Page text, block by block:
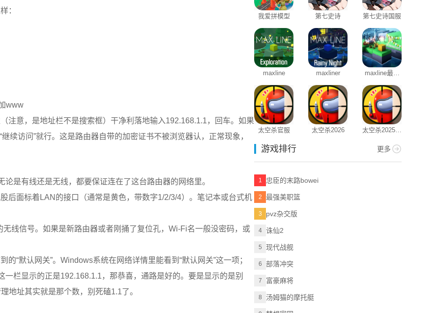
：
www
注意，是地址栏不是搜索框）干净利落地输入192.168.1.1，回车。如果
继续访问”就行。这是路由器自带的加密证书不被浏览器认，正常现象，
是有线还是无线，都要保证连在了这台路由器的网络里。
后面标着LAN的接口（通常是黄色，带数字1/2/3/4）。笔记本或台式机
线信号。如果是新路由器或者刚捅了复位孔，Wi-Fi名一般没密码，或
“默认网关”。Windows系统在网络详情里能看到“默认网关”这一项；
一栏显示的正是192.168.1.1，那恭喜，通路是好的。要是显示的是别
地址其实就是那个数，别死磕1.1了。
我爱拼模型 第七史诗 第七史诗国服
maxline maxliner
maxline最新
版本
太空杀官服 太空杀2026
太空杀2025正
游戏排行 更多
1 忠臣的末路bowei
2 最强美职篮
3 pvz杂交版
4 诛仙2
5 现代战舰
6 部落冲突
7 富豪麻将
8 汤姆猫的摩托艇